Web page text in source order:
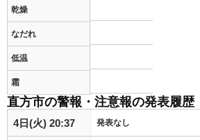
乾燥
なだれ
低温
霜
直方市の警報・注意報の発表履歴
4日(火) 20:37 発表なし